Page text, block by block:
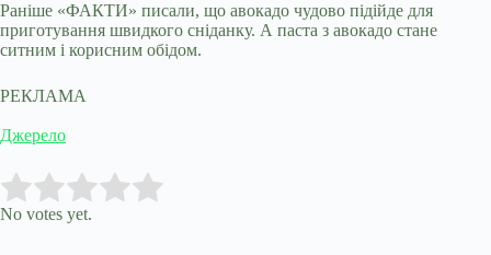
Раніше «ФАКТИ» писали, що авокадо чудово підійде для
приготування швидкого сніданку. А паста з авокадо стане
ситним і корисним обідом.
РЕКЛАМА
Джерело
Rate this item:
No votes yet.